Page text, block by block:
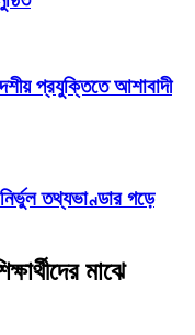
প্রযুক্তিতে আশাবাদী
নির্ভুল তথ্যভাণ্ডার গড়ে
মাঝে